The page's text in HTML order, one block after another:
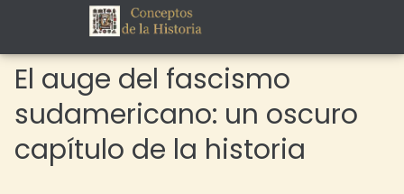
El auge del fascismo
sudamericano: un oscuro
capítulo de la historia